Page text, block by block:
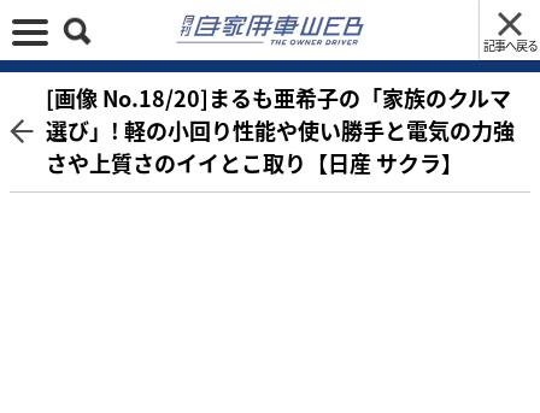
記事へ戻る
[画像 No.18/20]まるも亜希子の「家族のクルマ
選び」! 軽の小回り性能や使い勝手と電気の力強
さや上質さのイイとこ取り【日産 サクラ】